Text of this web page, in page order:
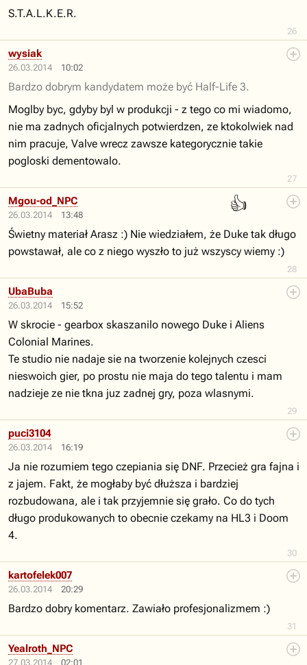
26
S.T.A.L.K.E.R.
26.03.2014 10:02
27
wysiak
Bardzo dobrym kandydatem może być Half-Life 3.
Moglby byc, gdyby byl w produkcji - z tego co mi wiadomo,
nie ma zadnych oficjalnych potwierdzen, ze ktokolwiek nad
nim pracuje, Valve wrecz zawsze kategorycznie takie
pogloski dementowalo.
26.03.2014 13:48
👍
28
Mgou-od_NPC
Świetny materiał Arasz :) Nie wiedziałem, że Duke tak długo
powstawał, ale co z niego wyszło to już wszyscy wiemy :)
26.03.2014 15:52
29
UbaBuba
W skrocie - gearbox skaszanilo nowego Duke i Aliens
Colonial Marines.
Te studio nie nadaje sie na tworzenie kolejnych czesci
nieswoich gier, po prostu nie maja do tego talentu i mam
nadzieje ze nie tkna juz zadnej gry, poza wlasnymi.
26.03.2014 16:19
30
puci3104
Ja nie rozumiem tego czepiania się DNF. Przecież gra fajna i
z jajem. Fakt, że mogłaby być dłuższa i bardziej
rozbudowana, ale i tak przyjemnie się grało. Co do tych
długo produkowanych to obecnie czekamy na HL3 i Doom
4.
26.03.2014 20:29
31
kartofelek007
Bardzo dobry komentarz. Zawiało profesjonalizmem :)
27.03.2014 02:01
Yealroth_NPC